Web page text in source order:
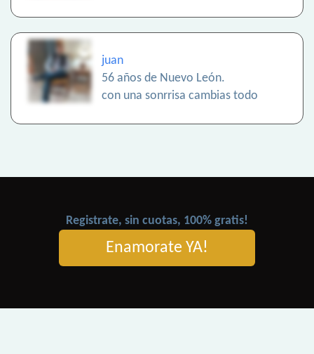
juan
56 años de Nuevo León.
con una sonrrisa cambias todo
Registrate, sin cuotas, 100% gratis!
Enamorate YA!